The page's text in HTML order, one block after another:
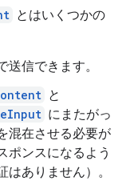
とはいくつかの
信できます。
と
にまたがっ
混在させる必要が
ポンスになるよう
ありません）。